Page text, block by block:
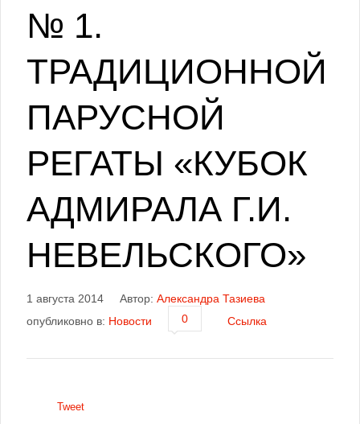
№ 1.
ТРАДИЦИОННОЙ
ПАРУСНОЙ
РЕГАТЫ «КУБОК
АДМИРАЛА Г.И.
НЕВЕЛЬСКОГО»
1 августа 2014 Автор: Александра Тазиева
опубликовно в: Новости 0 Ссылка
Tweet